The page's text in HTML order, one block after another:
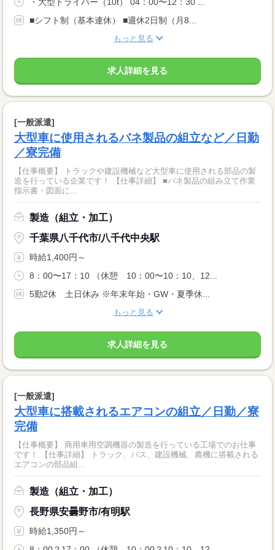
・大型ドライバー（10t） 04：00〜12：30 ...
■シフト制（基本連休） ■週休2日制（月8...
もっと見る
求人詳細を見る
[一般派遣]
大型車に使用されるバネ製品の組立など／日勤
／寮完備
【仕事概要】 トラックや建設機械など大型車に使用される部品の製
造を行っている企業です！ 【仕事詳細】 ■バネ製品の組み立て作業
指示書・図面に...
製造（組立・加工）
千葉県八千代市/八千代中央駅
時給1,400円～
8：00〜17：10 （休憩 10：00〜10：10、12...
5勤2休 土日休み ※年末年始・GW・夏季休...
もっと見る
求人詳細を見る
[一般派遣]
大型車に搭載されるエアコンの組立／日勤／寮
完備
【仕事概要】 商用車用空調機器の製造を行っている工場でのお仕事
です！ 【仕事詳細】 トラック、バス、建設機械、農機に搭載される
エアコンの部品組...
製造（組立・加工）
長野県安曇野市/有明駅
時給1,350円～